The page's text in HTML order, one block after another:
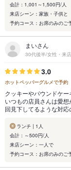
会計：1,001～1,500円/人
来店シーン：家族・子供と
予約コース：お席のみのご
まいさん
30代後半/女性・来
3.0
ホットペッパーグルメで予約
クッキーやパウンドケー
いつもの店員さんは愛
回見下してるような対応
ランチ | 1人
会計：～500円/人
来店シーン：一人で
予約コース：お席のみのご